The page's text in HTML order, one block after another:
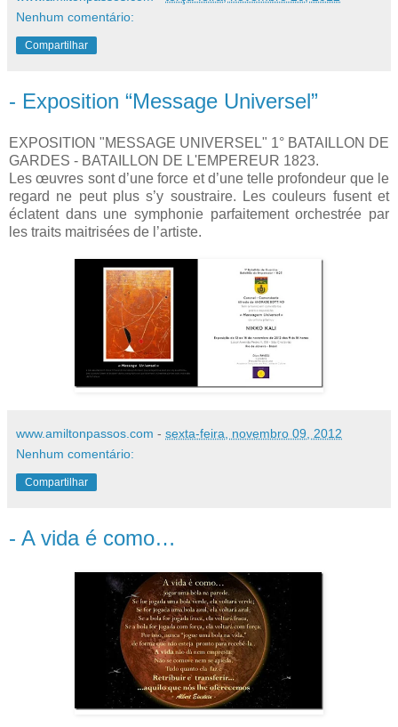
Nenhum comentário:
Compartilhar
- Exposition “Message Universel”
EXPOSITION "MESSAGE UNIVERSEL" 1° BATAILLON DE
GARDES - BATAILLON DE L'EMPEREUR 1823.
Les œuvres sont d’une force et d’une telle profondeur que le
regard ne peut plus s’y soustraire. Les couleurs fusent et
éclatent dans une symphonie parfaitement orchestrée par
les traits maitrisées de l’artiste.
www.amiltonpassos.com - sexta-feira, novembro 09, 2012
Nenhum comentário:
Compartilhar
- A vida é como…